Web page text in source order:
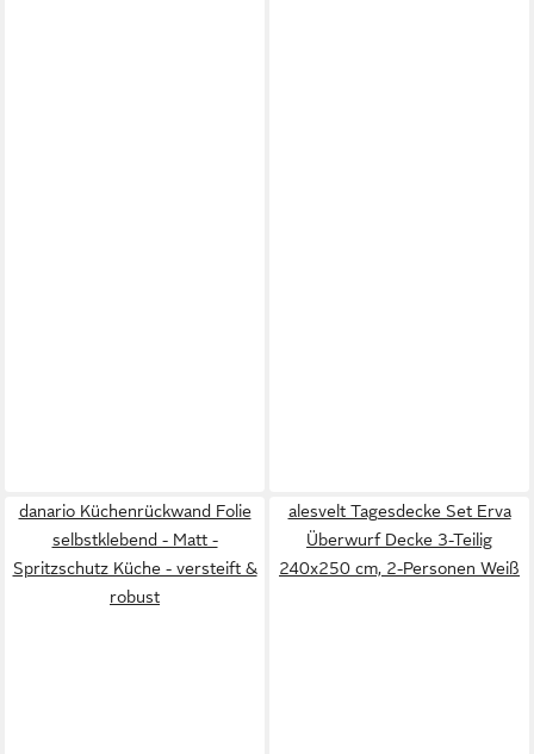
danario Küchenrückwand Folie
selbstklebend - Matt -
Spritzschutz Küche - versteift &
robust
alesvelt Tagesdecke Set Erva
Überwurf Decke 3-Teilig
240x250 cm, 2-Personen Weiß